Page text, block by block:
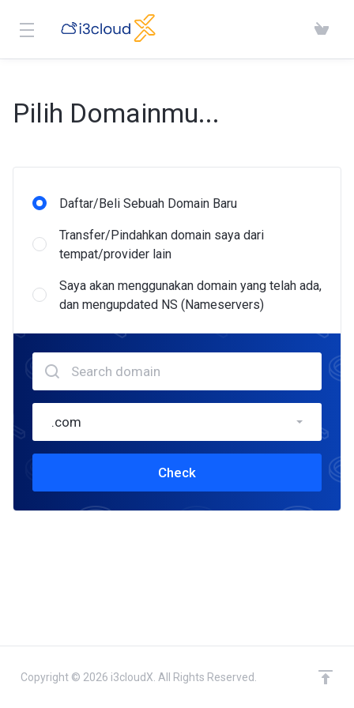
Pilih Domainmu...
Daftar/Beli Sebuah Domain Baru
Transfer/Pindahkan domain saya dari
tempat/provider lain
Saya akan menggunakan domain yang telah ada,
dan mengupdated NS (Nameservers)
.com
Check
0 domain(s) selected Continue
Copyright © 2026 i3cloudX. All Rights Reserved.